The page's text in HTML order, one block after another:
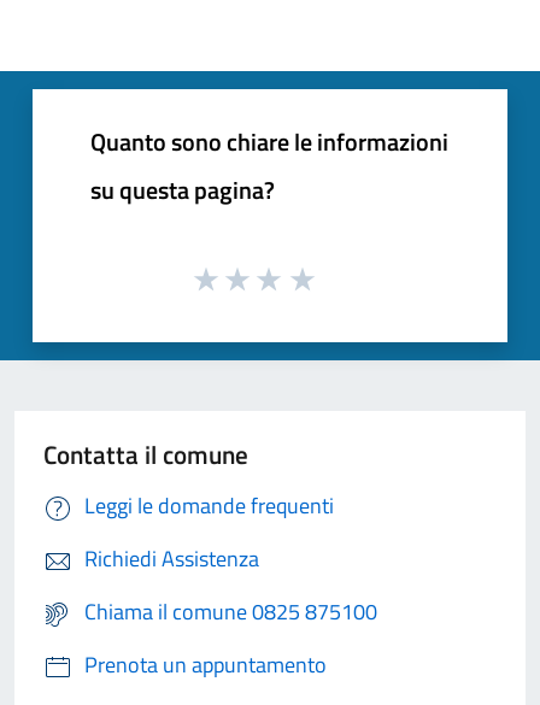
Quanto sono chiare le informazioni
su questa pagina?
Contatta il comune
Leggi le domande frequenti
Richiedi Assistenza
Chiama il comune 0825 875100
Prenota un appuntamento